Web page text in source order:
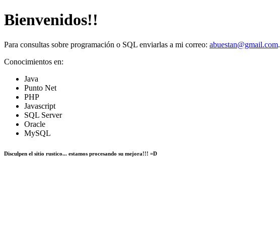
Bienvenidos!!
Para consultas sobre programación o SQL enviarlas a mi correo: abuestan@gmail.com.
Conocimientos en:
Java
Punto Net
PHP
Javascript
SQL Server
Oracle
MySQL
Disculpen el sitio rustico... estamos procesando su mejora!!! =D